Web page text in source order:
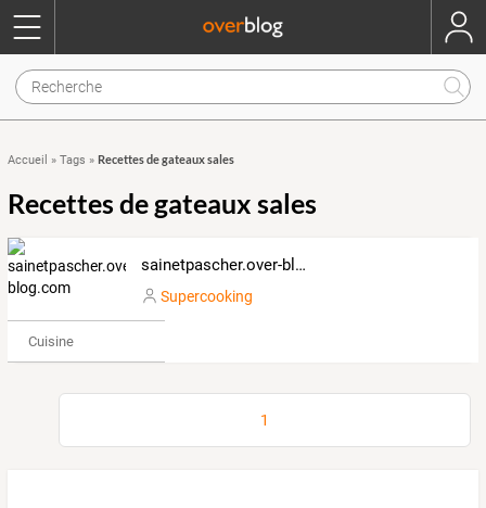
Accueil » Tags » Recettes de gateaux sales
Recettes de gateaux sales
sainetpascher.over-blog.com
Supercooking
Cuisine
1